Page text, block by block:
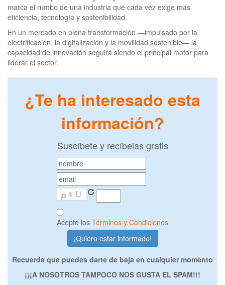
marca el rumbo de una industria que cada vez exige más
eficiencia, tecnología y sostenibilidad.
En un mercado en plena transformación —impulsado por la
electrificación, la digitalización y la movilidad sostenible— la
capacidad de innovación seguirá siendo el principal motor para
liderar el sector.
¿Te ha interesado esta
información?
Suscíbete y recíbelas gratis
Acepto los Términos y Condiciones
Recuerda que puedes darte de baja en cualquier momento
¡¡¡A NOSOTROS TAMPOCO NOS GUSTA EL SPAM!!!